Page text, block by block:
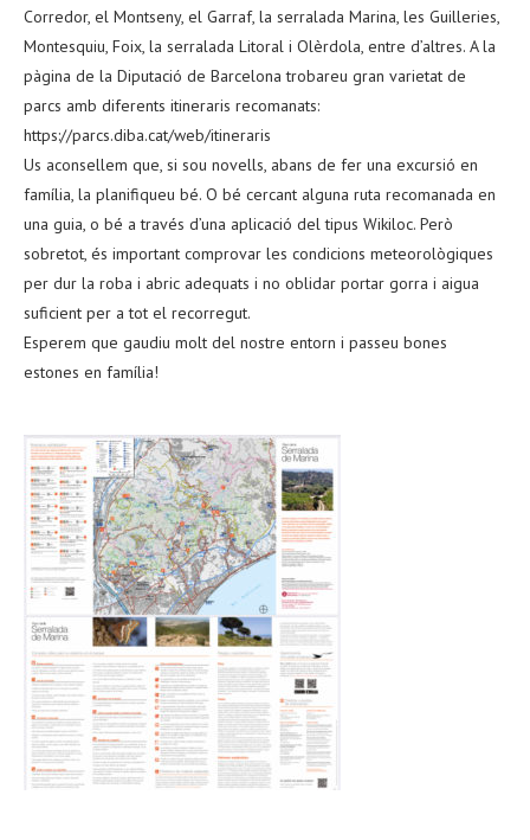
Corredor, el Montseny, el Garraf, la serralada Marina, les Guilleries,
Montesquiu, Foix, la serralada Litoral i Olèrdola, entre d’altres. A la
pàgina de la Diputació de Barcelona trobareu gran varietat de
parcs amb diferents itineraris recomanats:
https://parcs.diba.cat/web/itineraris
Us aconsellem que, si sou novells, abans de fer una excursió en
família, la planifiqueu bé. O bé cercant alguna ruta recomanada en
una guia, o bé a través d’una aplicació del tipus Wikiloc. Però
sobretot, és important comprovar les condicions meteorològiques
per dur la roba i abric adequats i no oblidar portar gorra i aigua
suficient per a tot el recorregut.
Esperem que gaudiu molt del nostre entorn i passeu bones
estones en família!